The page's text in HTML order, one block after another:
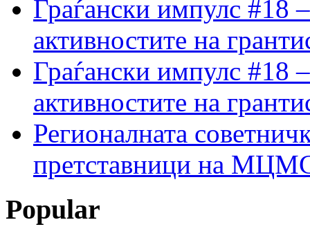
Граѓански импулс #18
активностите на
Граѓански импулс #18
активностите на
Регионалната
претставници на МЦМС
Popular